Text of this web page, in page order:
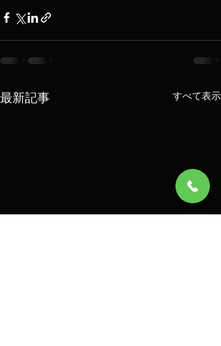
最新記事 すべて表示